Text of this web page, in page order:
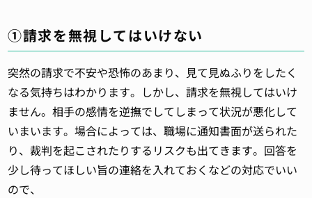
①請求を無視してはいけない
突然の請求で不安や恐怖のあまり、見て見ぬふりをしたく
なる気持ちはわかります。しかし、請求を無視してはいけ
ません。相手の感情を逆撫でしてしまって状況が悪化して
いまいます。場合によっては、職場に通知書面が送られた
り、裁判を起こされたりするリスクも出てきます。回答を
少し待ってほしい旨の連絡を入れておくなどの対応でいい
ので、